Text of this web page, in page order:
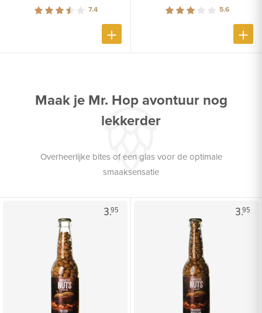
7.4 5.6
Maak je Mr. Hop avontuur nog
lekkerder
Overheerlijke bites of een glas voor de optimale
smaaksensatie
3.95 3.95